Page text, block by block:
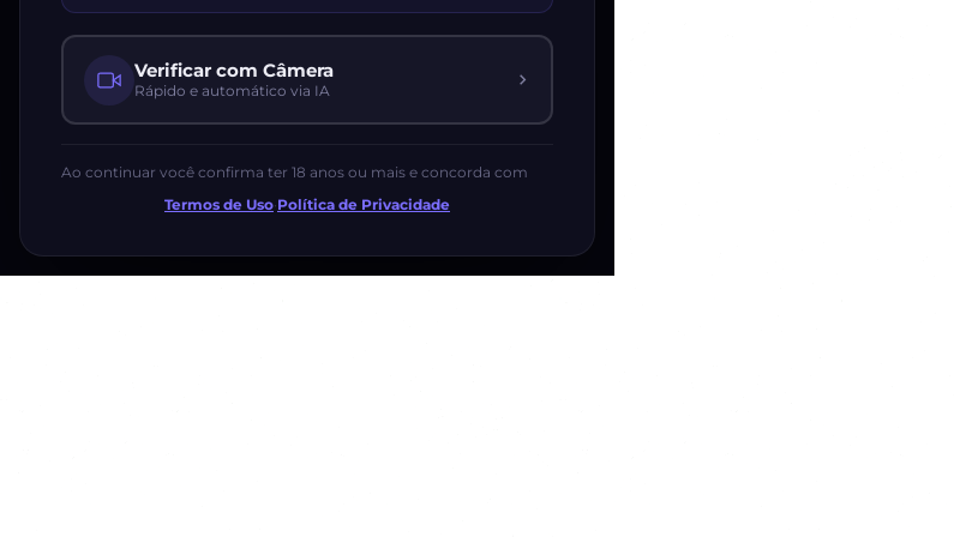
Verificar com Câmera
Rápido e automático via IA
Ao continuar você confirma ter 18 anos ou mais e concorda com
Termos de Uso·Política de Privacidade